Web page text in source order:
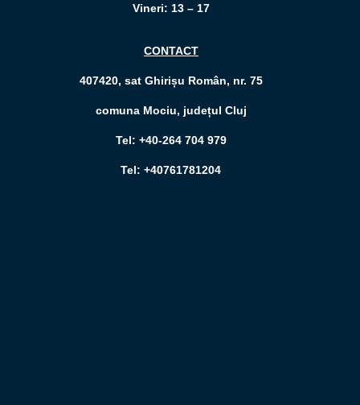
Vineri: 13 – 17
CONTACT
407420, sat Ghirișu Român, nr. 75
comuna Mociu, județul Cluj
Tel: +40-264 704 979
Tel: +40761781204